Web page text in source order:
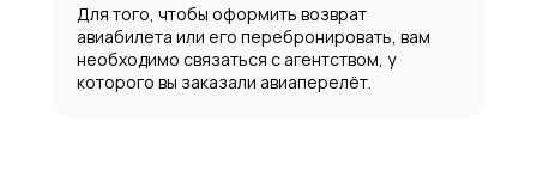
Для того, чтобы оформить возврат
авиабилета или его перебронировать, вам
необходимо связаться с агентством, у
которого вы заказали авиаперелёт.